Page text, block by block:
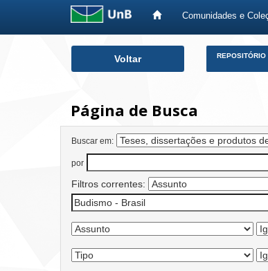
Comunidades e
Voltar REPOSITÓRIO
Página de Busca
Buscar em:
por
Filtros correntes: